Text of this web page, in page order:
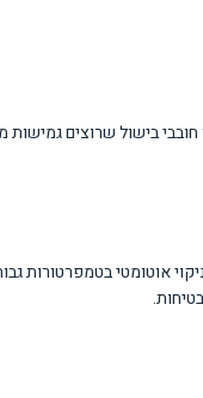
בישול שרוצים גמישות